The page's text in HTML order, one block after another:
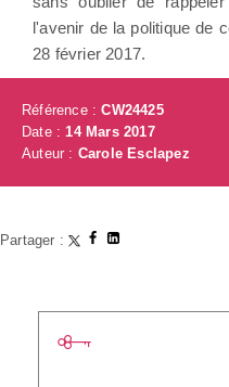
l'avenir de la politique de
28 février 2017.
Référence :CW24425
Date :14 Mars 2017
Auteur : Carole Esclapez
Partager :